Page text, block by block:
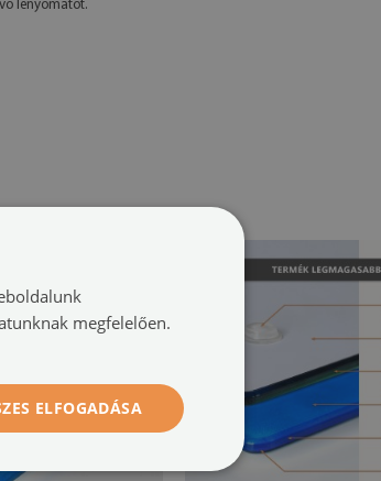
lenyomatot.
megfelelően.
ELFOGADÁSA